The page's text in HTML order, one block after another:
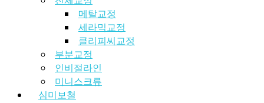
메탈교정
세라믹교정
클리피씨교정
부분교정
인비절라인
미니스크류
심미보철